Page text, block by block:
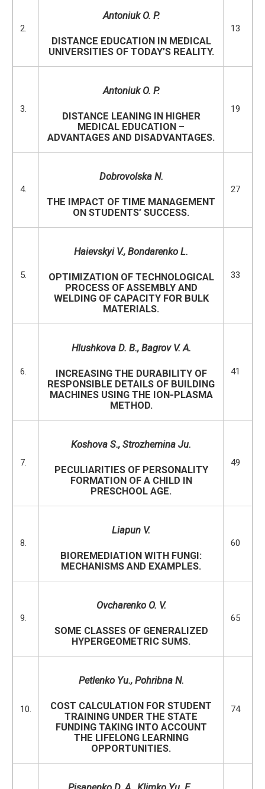
2.
Antoniuk O. P.
DISTANCE EDUCATION IN MEDICAL
UNIVERSITIES OF TODAY’S REALITY.
13
3.
Antoniuk O. P.
DISTANCE LEANING IN HIGHER
MEDICAL EDUCATION –
ADVANTAGES AND DISADVANTAGES.
19
4.
Dobrovolska N.
THE IMPACT OF TIME MANAGEMENT
ON STUDENTS’ SUCCESS.
27
5.
Haievskyi V., Bondarenko L.
OPTIMIZATION OF TECHNOLOGICAL
PROCESS OF ASSEMBLY AND
WELDING OF CAPACITY FOR BULK
MATERIALS.
33
6.
Hlushkova D. B., Bagrov V. A.
INCREASING THE DURABILITY OF
RESPONSIBLE DETAILS OF BUILDING
MACHINES USING THE ION-PLASMA
METHOD.
41
7.
Koshova S., Strozhemina Ju.
PECULIARITIES OF PERSONALITY
FORMATION OF A CHILD IN
PRESCHOOL AGE.
49
8.
Liapun V.
BIOREMEDIATION WITH FUNGI:
MECHANISMS AND EXAMPLES.
60
9.
Ovcharenko O. V.
SOME CLASSES OF GENERALIZED
HYPERGEOMETRIC SUMS.
65
10.
Petlenko Yu., Pohribna N.
COST CALCULATION FOR STUDENT
TRAINING UNDER THE STATE
FUNDING TAKING INTO ACCOUNT
THE LIFELONG LEARNING
OPPORTUNITIES.
74